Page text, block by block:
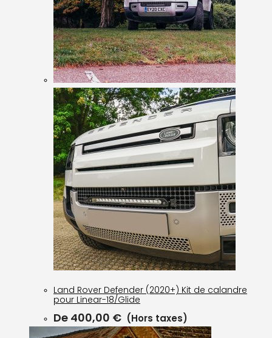
Land Rover Defender (2020+) Kit de calandre
pour Linear-18/Glide
De 400,00 € (Hors taxes)